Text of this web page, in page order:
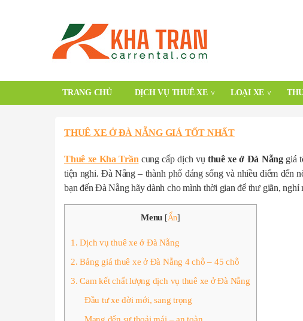
TRANG CHỦ DỊCH VỤ THUÊ XE LOẠI XE
THUÊ XE Ở ĐÀ NẴNG GIÁ TỐT NHẤT
Thuê xe Kha Trần cung cấp dịch vụ thuê xe ở Đà Nẵnggiá
tiện nghi. Đà Nẵng – thành phố đáng sống và nhiều điểm đến
bạn đến Đà Nẵng hãy dành cho mình thời gian để thư giãn,
Menu [Ẩn]
1. Dịch vụ thuê xe ở Đà Nẵng
2. Bảng giá thuê xe ở Đà Nẵng 4 chỗ – 45 chỗ
3. Cam kết chất lượng dịch vụ thuê xe ở Đà Nẵng
Đầu tư xe đời mới, sang trọng